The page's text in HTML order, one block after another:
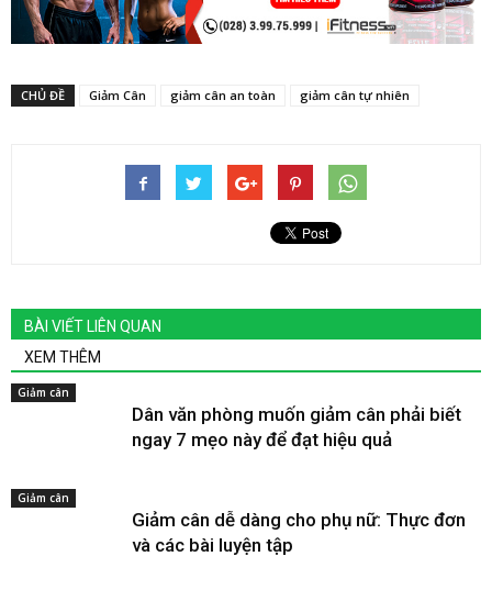
CHỦ ĐỀ Giảm Cân giảm cân an toàn giảm cân tự nhiên
BÀI VIẾT LIÊN QUAN
XEM THÊM
Giảm cân
Dân văn phòng muốn giảm cân phải biết
ngay 7 mẹo này để đạt hiệu quả
Giảm cân
Giảm cân dễ dàng cho phụ nữ: Thực đơn
và các bài luyện tập